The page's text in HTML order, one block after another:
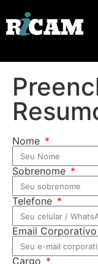
Nome
Sobrenome
Telefone
Email Corporativo
Cargo